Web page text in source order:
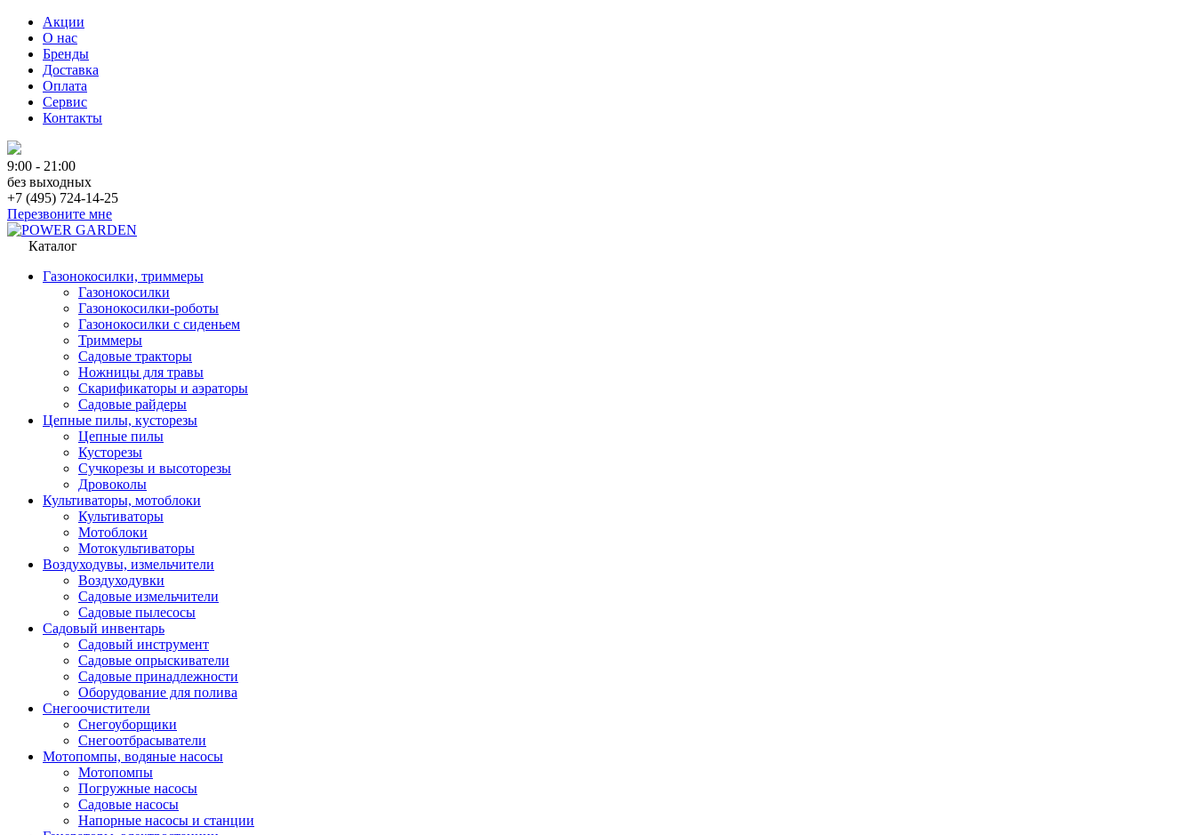
Акции
О нас
Бренды
Доставка
Оплата
Сервис
Контакты
9:00 - 21:00
без выходных
+7 (495) 724-14-25
Перезвоните мне
Каталог
Газонокосилки, триммеры
Газонокосилки
Газонокосилки-роботы
Газонокосилки с сиденьем
Триммеры
Садовые тракторы
Ножницы для травы
Скарификаторы и аэраторы
Садовые райдеры
Цепные пилы, кусторезы
Цепные пилы
Кусторезы
Сучкорезы и высоторезы
Дровоколы
Культиваторы, мотоблоки
Культиваторы
Мотоблоки
Мотокультиваторы
Воздуходувы, измельчители
Воздуходувки
Садовые измельчители
Садовые пылесосы
Садовый инвентарь
Садовый инструмент
Садовые опрыскиватели
Садовые принадлежности
Оборудование для полива
Снегоочистители
Снегоуборщики
Снегоотбрасыватели
Мотопомпы, водяные насосы
Мотопомпы
Погружные насосы
Садовые насосы
Напорные насосы и станции